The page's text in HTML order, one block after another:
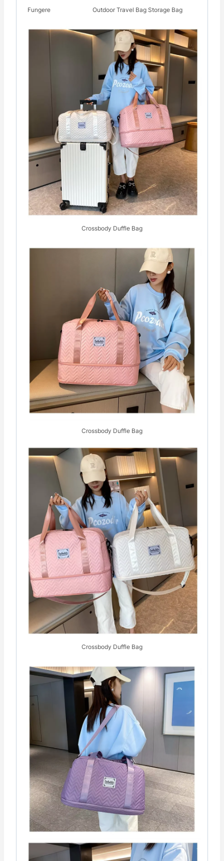
Fungere
Outdoor Travel Bag Storage Bag
Crossbody Duffle Bag
Crossbody Duffle Bag
Crossbody Duffle Bag